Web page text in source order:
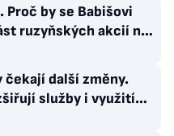
Proč by se Babišovi
ruzyňských akcií na
čekají další změny.
služby i využití